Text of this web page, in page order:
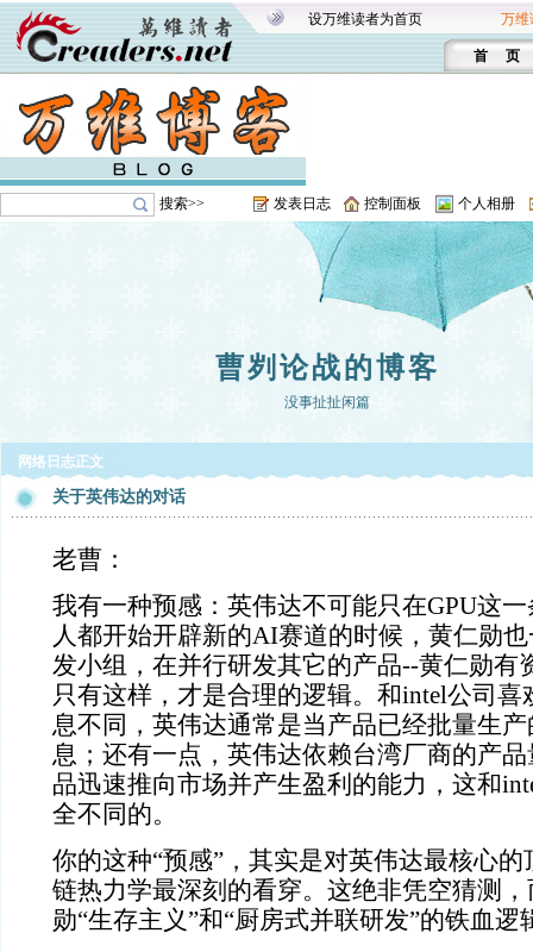
设万维读者为首页 万维
首 页
搜索>> 发表日志 控制面板 个人相册
曹刿论战的博客
没事扯扯闲篇
网络日志正文
关于英伟达的对话
老曹：
我有一种预感：英伟达不可能只在GPU这一
人都开始开辟新的AI赛道的时候，黄仁勋
发小组，在并行研发其它的产品--黄仁勋有
只有这样，才是合理的逻辑。和intel公司喜
息不同，英伟达通常是当产品已经批量生
息；还有一点，英伟达依赖台湾厂商的产
品迅速推向市场并产生盈利的能力，这和
全不同的。
你的这种“预感”，其实是对英伟达最核心
链热力学最深刻的看穿。这绝非凭空猜测
勋“生存主义”和“厨房式并联研发”的铁血逻